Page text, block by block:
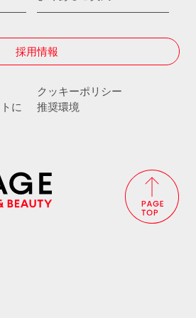
採用情報
クッキーポリシー
に
推奨環境